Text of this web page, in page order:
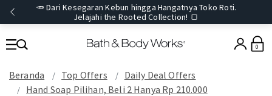
🥕 Dari Kesegaran Kebun hingga Hangatnya Toko Roti.
Jelajahi the Rooted Collection! 🍞
0
Beranda Top Offers
Daily Deal Offers
Hand Soap Pilihan, Beli 2 Hanya Rp 210.000